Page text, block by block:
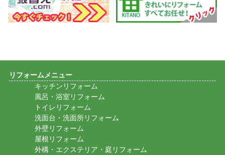
リフォームメニュー
キッチンリフォーム
風呂・浴室リフォーム
トイレリフォーム
洗面台・洗面所リフォーム
外壁リフォーム
屋根リフォーム
外構・エクステリア・庭リフォーム